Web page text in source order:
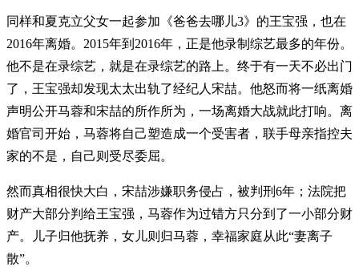
同样和夏克立父女一起参加《爸爸去哪儿3》的王宝强，也在
2016年离婚。2015年到2016年，正是他录制综艺最多的年份。
他不是在录综艺，就是在录综艺的路上。终于有一天不必出门
了，王宝强却发现太太出轨了经纪人宋喆。他怒而将一纸离婚
声明公开马蓉和宋喆的所作所为，一场离婚大战就此打响。离
婚官司开始，马蓉将自己塑造成一个受害者，联手母亲指控夫
家的不是，自己则受尽委屈。
然而真相很快大白，宋喆涉嫌职务侵占，被判刑6年；法院把
财产大部分判给王宝强，马蓉作为过错方只分到了一小部分财
产。儿子归他抚养，女儿则归马蓉，幸福家庭从此“妻离子
散”。